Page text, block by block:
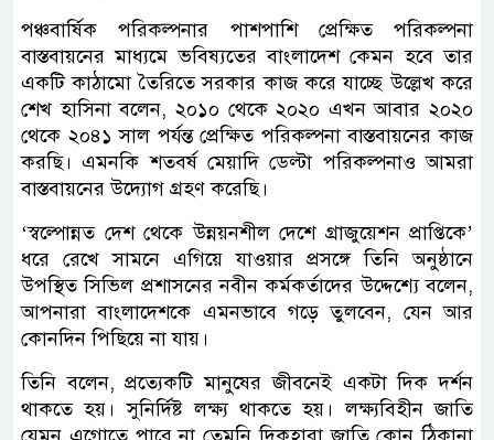
পঞ্চবার্ষিক পরিকল্পনার পাশপাশি প্রেক্ষিত পরিকল্পনা
বাস্তবায়নের মাধ্যমে ভবিষ্যতের বাংলাদেশ কেমন হবে তার
একটি কাঠামো তৈরিতে সরকার কাজ করে যাচ্ছে উল্লেখ করে
শেখ হাসিনা বলেন, ২০১০ থেকে ২০২০ এখন আবার ২০২০
থেকে ২০৪১ সাল পর্যন্ত প্রেক্ষিত পরিকল্পনা বাস্তবায়নের কাজ
করছি। এমনকি শতবর্ষ মেয়াদি ডেল্টা পরিকল্পনাও আমরা
বাস্তবায়নের উদ্যোগ গ্রহণ করেছি।
‘স্বল্পোন্নত দেশ থেকে উন্নয়নশীল দেশে গ্রাজুয়েশন প্রাপ্তিকে’
ধরে রেখে সামনে এগিয়ে যাওয়ার প্রসঙ্গে তিনি অনুষ্ঠানে
উপস্থিত সিভিল প্রশাসনের নবীন কর্মকর্তাদের উদ্দেশ্যে বলেন,
আপনারা বাংলাদেশকে এমনভাবে গড়ে তুলবেন, যেন আর
কোনদিন পিছিয়ে না যায়।
তিনি বলেন, প্রত্যেকটি মানুষের জীবনেই একটা দিক দর্শন
থাকতে হয়। সুনির্দিষ্ট লক্ষ্য থাকতে হয়। লক্ষ্যবিহীন জাতি